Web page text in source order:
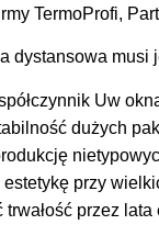
TermoProfi,
dystansowa musi
Uw
dużych
przy
trwałość przez lata